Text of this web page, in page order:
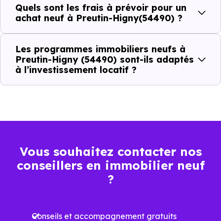
(54490) :
Prix
minimum
Prix
moyen
Prix
720 € /m²
/m²
programme. Notre moteur de recherche vous permet
Quels sont les frais à prévoir pour un
achat neuf à Preutin-Higny(54490) ?
Les programmes immobiliers neufs à
Preutin-Higny (54490) sont-ils adaptés
à l’investissement locatif ?
Vous souhaitez contacter nos
conseillers en immobilier neuf
?
Conseils et accompagnement gratuits